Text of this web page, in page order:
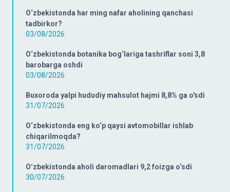
O‘zbekistonda har ming nafar aholining qanchasi
tadbirkor?
03/08/2026
O‘zbekistonda botanika bog‘lariga tashriflar soni 3,8
barobarga oshdi
03/08/2026
Buxoroda yalpi hududiy mahsulot hajmi 8,8% ga o'sdi
31/07/2026
O‘zbekistonda eng ko‘p qaysi avtomobillar ishlab
chiqarilmoqda?
31/07/2026
Oʻzbekistonda aholi daromadlari 9,2 foizga o‘sdi
30/07/2026